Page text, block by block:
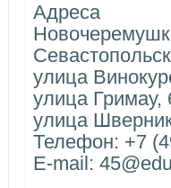
Адреса
улица
улица Гримау,
улица
Телефон: +7
E-mail: